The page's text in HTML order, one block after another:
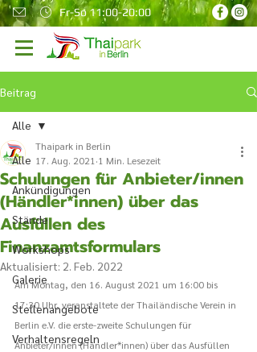
Fr-So 11:00-20:00
Beitrag
Alle
Ankündigungen
Stände
Workshops
Galerie
Stellenangebote
Verhaltensregeln
Alle
Schulungen für Anbieter/innen
(Händler*innen) über das
Ausfüllen des
Finanzamtsformulars
Thaipark in Berlin
17. Aug. 2021 1 Min. Lesezeit
Aktualisiert: 2. Feb. 2022
Am Montag, den 16. August 2021 um 16:00 bis
17:30 Uhr, veranstaltete der Thailändische Verein in
Berlin e.V. die erste-zweite Schulungen für
Anbieter/innen (Händler*innen) über das Ausfüllen